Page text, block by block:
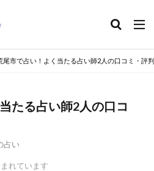
尾市で占い！よく当たる占い師2人の口コミ・評
たる占い師2人の口コ
占い
れています